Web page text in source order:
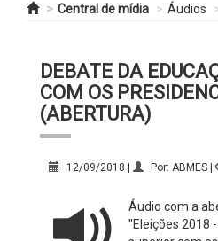
Central de mídia Áudios
DEBATE DA
COM OS
(ABERTURA)
12/09/2018 | Por: ABMES |
Áudio com a
"Eleições 2018